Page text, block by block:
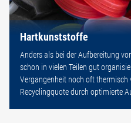
Hartkunststoffe
Anders als bei der Aufbereitung
schon in vielen Teilen gut
Vergangenheit noch oft thermisch
Recyclingquote durch optimierte